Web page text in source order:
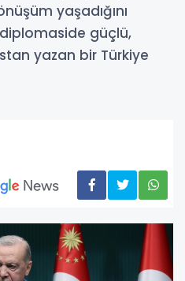
yaşadığını
güçlü,
yazan bir Türkiye